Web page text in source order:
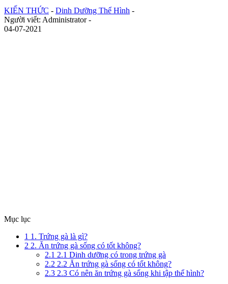
KIẾN THỨC - Dinh Dưỡng Thể Hình -
Người viết: Administrator -
04-07-2021
Mục lục
1 1. Trứng gà là gì?
2 2. Ăn trứng gà sống có tốt không?
2.1 2.1 Dinh dưỡng có trong trứng gà
2.2 2.2 Ăn trứng gà sống có tốt không?
2.3 2.3 Có nên ăn trứng gà sống khi tập thể hình?